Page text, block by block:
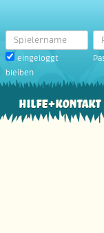
Spielername
eingeloggt
bleiben
Hilfe+Kontakt